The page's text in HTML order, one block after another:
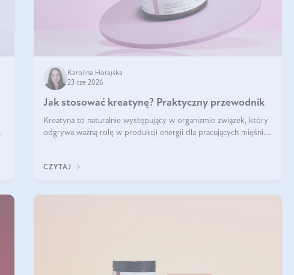
Karolina Horajska
23 cze 2026
Jak stosować kreatynę? Praktyczny przewodnik
Kreatyna to naturalnie występujący w organizmie związek, który
odgrywa ważną rolę w produkcji energii dla pracujących mięśni.
prze
CZYTAJ